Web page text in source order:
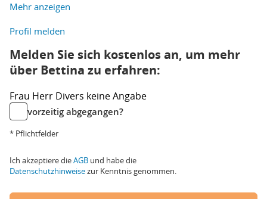
Mehr anzeigen
Profil melden
Melden Sie sich kostenlos an, um mehr
über Bettina zu erfahren:
Frau Herr Divers keine Angabe
vorzeitig abgegangen?
* Pflichtfelder
Ich akzeptiere dieAGB und habe die
Datenschutzhinweisezur Kenntnis genommen.